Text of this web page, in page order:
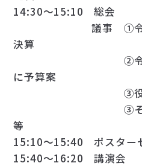
14:30～15:10 総会
議事 ①令和7年
決算
②令和8年度
に予算案
③役員
③その他 分
等
15:10～15:40 ポスター
15:40～16:20 講演会